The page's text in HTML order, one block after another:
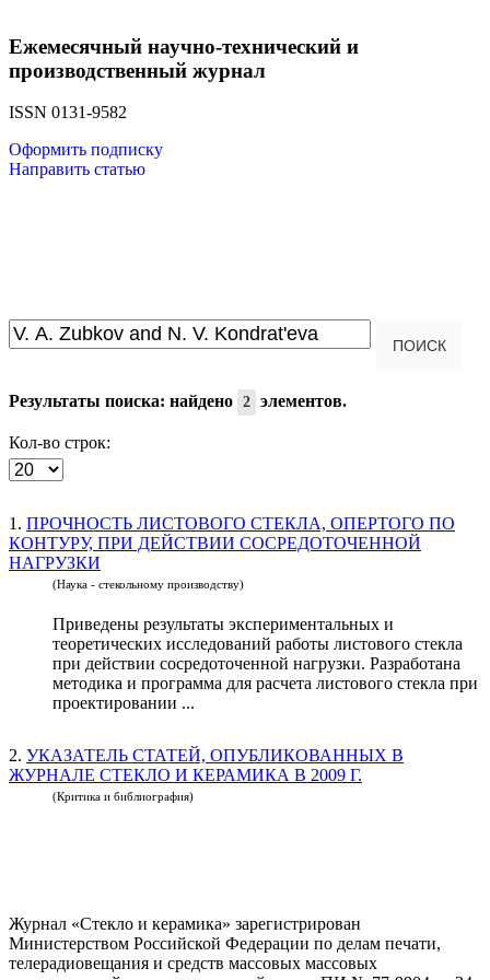
Ежемесячный научно-технический и
производственный журнал
ISSN 0131-9582
Оформить подписку
Направить статью
Введите текст для поиска...
ПОИСК
Результаты поиска: найдено 2 элементов.
Кол-во строк:
1. ПРОЧНОСТЬ ЛИСТОВОГО СТЕКЛА, ОПЕРТОГО ПО
КОНТУРУ, ПРИ ДЕЙСТВИИ СОСРЕДОТОЧЕННОЙ
НАГРУЗКИ
(Наука - стекольному производству)
Приведены результаты экспериментальных и
теоретических исследований работы листового стекла
при действии сосредоточенной нагрузки. Разработана
методика и программа для расчета листового стекла при
проектировании ...
2. УКАЗАТЕЛЬ СТАТЕЙ, ОПУБЛИКОВАННЫХ В
ЖУРНАЛЕ СТЕКЛО И КЕРАМИКА В 2009 Г.
(Критика и библиография)
Журнал «Стекло и керамика» зарегистрирован
Министерством Российской Федерации по делам печати,
телерадиовещания и средств массовых массовых